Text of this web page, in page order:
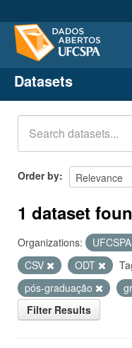
Datasets
Organizations
Groups
About
Datasets
Order by
1 dataset
Organizations: UFCSPA
CSV
ODT
pós-graduação
Filter Results